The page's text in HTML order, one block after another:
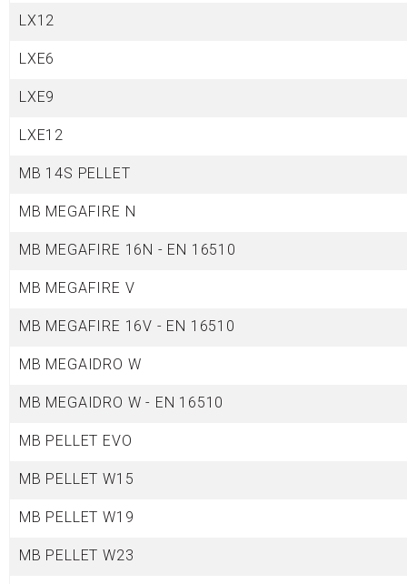
LX12
LXE6
LXE9
LXE12
MB 14S PELLET
MB MEGAFIRE N
MB MEGAFIRE 16N - EN 16510
MB MEGAFIRE V
MB MEGAFIRE 16V - EN 16510
MB MEGAIDRO W
MB MEGAIDRO W - EN 16510
MB PELLET EVO
MB PELLET W15
MB PELLET W19
MB PELLET W23